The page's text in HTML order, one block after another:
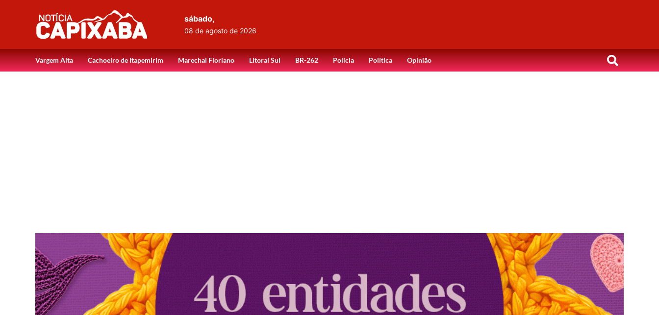
sábado,
08 de agosto de 2026
Vargem Alta Cachoeiro de Itapemirim Marechal Floriano Litoral Sul BR-262 Polícia Política Opinião